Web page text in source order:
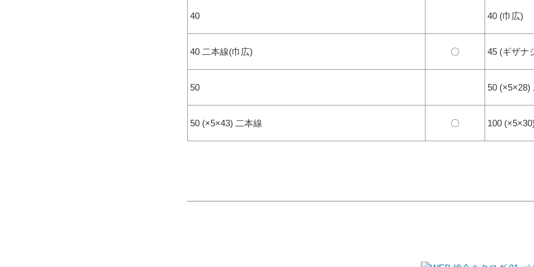
40 40 (巾広)
40 二本線(巾広) 〇 45 (ギザナ
50 50 (×5×28)
50 (×5×43) 二本線 〇 100 (×5×30)